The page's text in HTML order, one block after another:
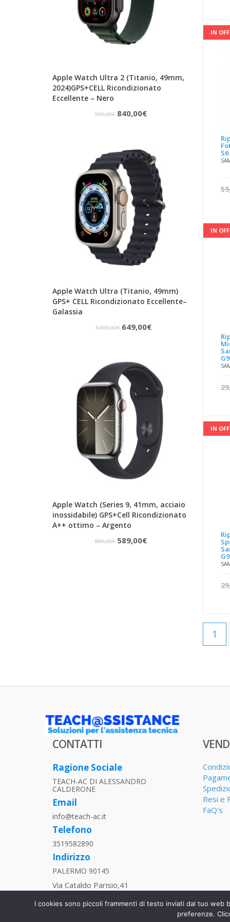
IN
IN
IN
1
Apple Watch Ultra 2 (Titanio, 49mm,
2024)GPS+CELL Ricondizionato
Eccellente – Nero
909,00€ Il
era:
909,00€.
840,00€Il
è:
840,00€.
Apple Watch Ultra (Titanio, 49mm)
GPS+ CELL Ricondizionato Eccellente–
Galassia
1.009,00€ Il
era:
1.009,00€.
649,00€Il
è:
649,00€.
Apple Watch (Series 9, 41mm, acciaio
inossidabile) GPS+Cell Ricondizionato
A++ ottimo – Argento
889,00€ Il
589,00€Il
CONTATTI
Ragione Sociale
TEACH-AC DI ALESSANDRO
CALDERONE
Email
info@teach-ac.it
Telefono
3519582890
Indirizzo
PALERMO 90145
Via Cataldo Parisio,41
P.IVA
06013270829
Resi e
FaQ's
I cookies sono piccoli frammenti di testo inviati dal tuo
preferenze.